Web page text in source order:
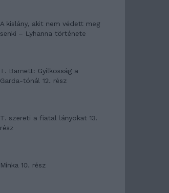
A kislány, akit nem védett meg
senki – Lyhanna története
T. Barnett: Gyilkosság a
Garda-tónál 12. rész
T. szereti a fiatal lányokat 13.
rész
Minka 10. rész